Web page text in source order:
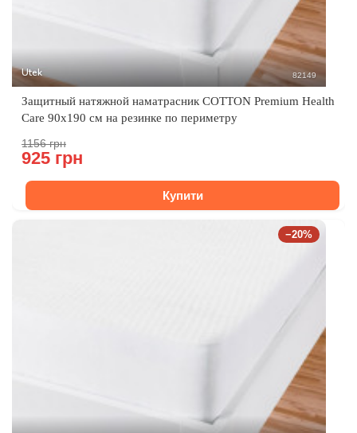
Utek 82149
Защитный натяжной наматрасник COTTON Premium Health
Care 90x190 см на резинке по периметру
1156 грн
925 грн
Купити
−20%